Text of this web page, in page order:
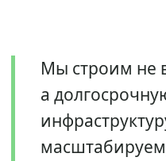
Мы строим не
а